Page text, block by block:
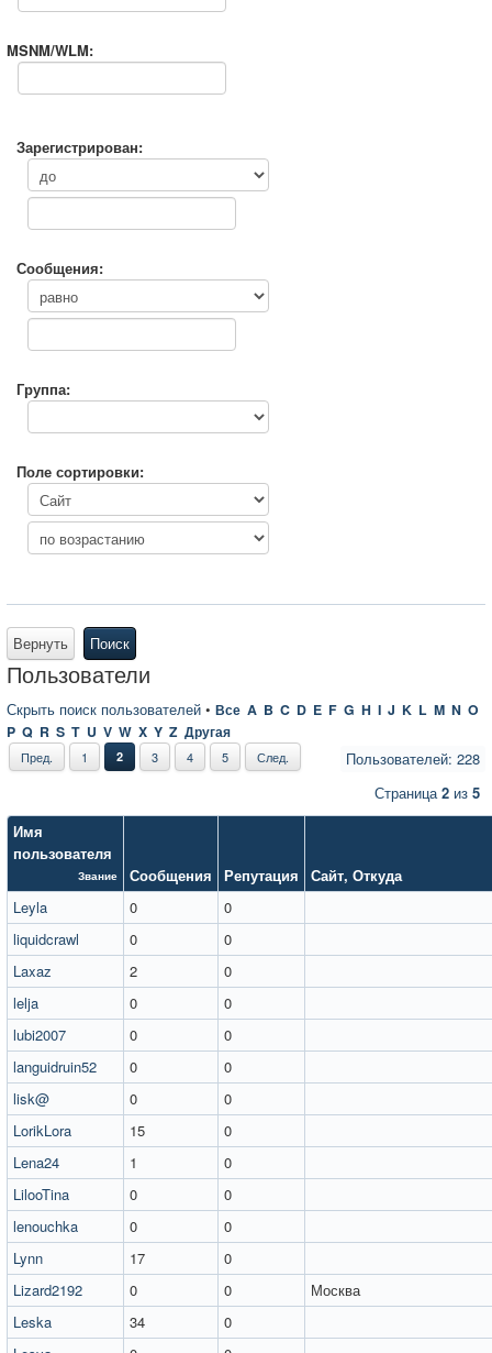
MSNM/WLM:
Зарегистрирован:
Сообщения:
Группа:
Поле сортировки:
Вернуть Поиск
Пользователи
Скрыть поиск пользователей • Все A B C D E F G H I J K L M N O
P Q R S T U V W X Y Z Другая
Пользователей: 228
Пред. 1 2 3 4 5 След.
Страница2 из 5
Имя
пользователя
Звание Сообщения Репутация Сайт, Откуда
Leyla
0
0
liquidcrawl
0
0
Laxaz
2
0
lelja
0
0
lubi2007
0
0
languidruin52
0
0
lisk@
0
0
LorikLora
15
0
Lena24
1
0
LilooTina
0
0
lenouchka
0
0
Lynn
17
0
Lizard2192
0 0
Москва
Leska
34
0